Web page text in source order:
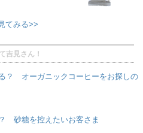
てみる>>
吉見さん！
？ オーガニックコーヒーをお探しの
砂糖を控えたいお客さま